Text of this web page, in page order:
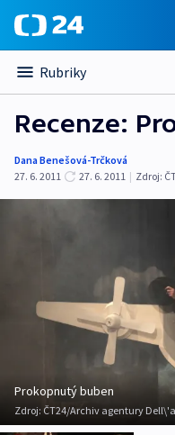
Rubriky
Recenze:
Dana Benešová-Trčková
27. 6. 2011
27. 6. 2011 | Zdroj:
Prokopnutý buben
Zdroj: ČT24/Archiv agentury